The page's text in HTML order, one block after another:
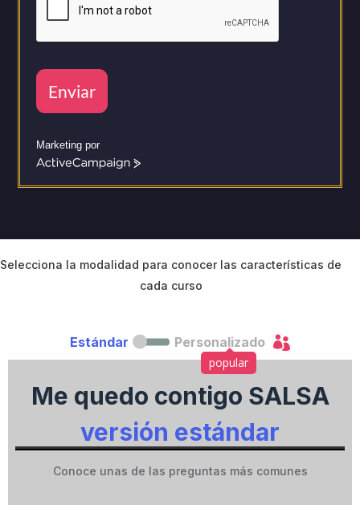
Enviar
Marketing por
A
C
g
Selecciona la modalidad para conocer las características de
cada curso
Estándar
popular

Personalizado
Me quedo contigo SALSA
versión estándar
Conoce unas de las preguntas más comunes